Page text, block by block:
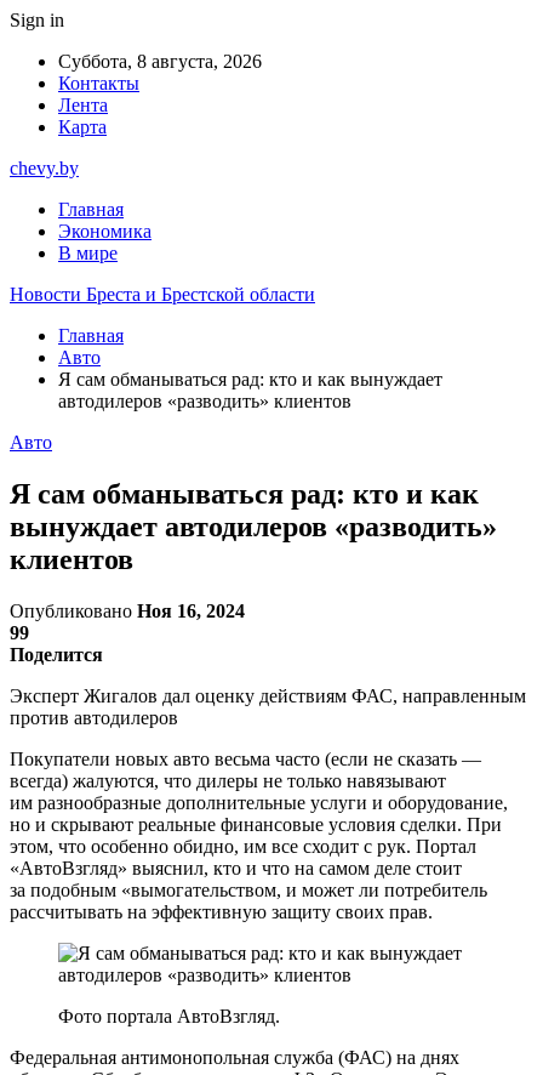
Sign in
Суббота, 8 августа, 2026
Контакты
Лента
Карта
chevy.by
Главная
Экономика
В мире
Новости Бреста и Брестской области
Главная
Авто
Я сам обманываться рад: кто и как вынуждает
автодилеров «разводить» клиентов
Авто
Я сам обманываться рад: кто и как
вынуждает автодилеров «разводить»
клиентов
Опубликовано Ноя 16, 2024
99
Поделится
Эксперт Жигалов дал оценку действиям ФАС, направленным
против автодилеров
Покупатели новых авто весьма часто (если не сказать —
всегда) жалуются, что дилеры не только навязывают
им разнообразные дополнительные услуги и оборудование,
но и скрывают реальные финансовые условия сделки. При
этом, что особенно обидно, им все сходит с рук. Портал
«АвтоВзгляд» выяснил, кто и что на самом деле стоит
за подобным «вымогательством, и может ли потребитель
рассчитывать на эффективную защиту своих прав.
Фото портала АвтоВзгляд.
Федеральная антимонопольная служба (ФАС) на днях